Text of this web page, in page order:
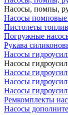
Насосы, помпы,
Насосы
Пистолеты
Погружные
Рукава
Насосы
Насосы
Насосы
Насосы
Насосы
Ремкомплекты
Насосы